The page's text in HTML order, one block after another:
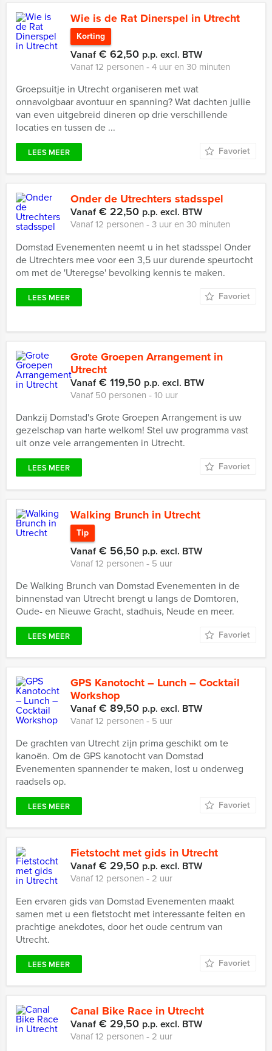
Wie is de Rat Dinerspel in Utrecht
Korting
Vanaf€ 62,50 p.p. excl. BTW
Vanaf 12 personen ‐ 4 uur en 30 minuten
Groepsuitje in Utrecht organiseren met wat
onnavolgbaar avontuur en spanning? Wat dachten jullie
van even uitgebreid dineren op drie verschillende
locaties en tussen de ...
LEES MEER Favoriet
Onder de Utrechters stadsspel
Vanaf€ 22,50 p.p. excl. BTW
Vanaf 12 personen ‐ 3 uur en 30 minuten
Domstad Evenementen neemt u in het stadsspel Onder
de Utrechters mee voor een 3,5 uur durende speurtocht
om met de 'Uteregse' bevolking kennis te maken.
LEES MEER Favoriet
Grote Groepen Arrangement in
Utrecht
Vanaf€ 119,50 p.p. excl. BTW
Vanaf 50 personen ‐ 10 uur
Dankzij Domstad's Grote Groepen Arrangement is uw
gezelschap van harte welkom! Stel uw programma vast
uit onze vele arrangementen in Utrecht.
LEES MEER Favoriet
Walking Brunch in Utrecht
Tip
Vanaf€ 56,50 p.p. excl. BTW
Vanaf 12 personen ‐ 5 uur
De Walking Brunch van Domstad Evenementen in de
binnenstad van Utrecht brengt u langs de Domtoren,
Oude- en Nieuwe Gracht, stadhuis, Neude en meer.
LEES MEER Favoriet
GPS Kanotocht – Lunch – Cocktail
Workshop
Vanaf€ 89,50 p.p. excl. BTW
Vanaf 12 personen ‐ 5 uur
De grachten van Utrecht zijn prima geschikt om te
kanoën. Om de GPS kanotocht van Domstad
Evenementen spannender te maken, lost u onderweg
raadsels op.
LEES MEER Favoriet
Fietstocht met gids in Utrecht
Vanaf€ 29,50 p.p. excl. BTW
Vanaf 12 personen ‐ 2 uur
Een ervaren gids van Domstad Evenementen maakt
samen met u een fietstocht met interessante feiten en
prachtige anekdotes, door het oude centrum van
Utrecht.
LEES MEER Favoriet
Canal Bike Race in Utrecht
Vanaf€ 29,50 p.p. excl. BTW
Vanaf 12 personen ‐ 2 uur